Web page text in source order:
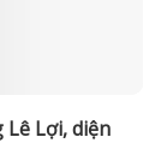
Lợi, diện